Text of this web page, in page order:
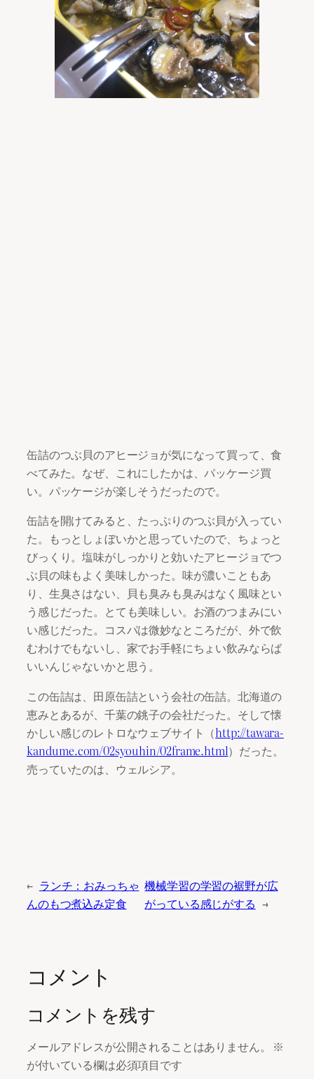
缶詰のつぶ貝のアヒージョが気になって買って、食
べてみた。なぜ、これにしたかは、パッケージ買
い。パッケージが楽しそうだったので。
缶詰を開けてみると、たっぷりのつぶ貝が入ってい
た。もっとしょぼいかと思っていたので、ちょっと
びっくり。塩味がしっかりと効いたアヒージョでつ
ぶ貝の味もよく美味しかった。味が濃いこともあ
り、生臭さはない、貝も臭みも臭みはなく風味とい
う感じだった。とても美味しい。お酒のつまみにい
い感じだった。コスパは微妙なところだが、外で飲
むわけでもないし、家でお手軽にちょい飲みならば
いいんじゃないかと思う。
この缶詰は、田原缶詰という会社の缶詰。北海道の
恵みとあるが、千葉の銚子の会社だった。そして懐
かしい感じのレトロなウェブサイト（http://tawara-
kandume.com/02syouhin/02frame.html）だった。
売っていたのは、ウェルシア。
← ランチ：おみっちゃ
んのもつ煮込み定食
機械学習の学習の裾野が広
がっている感じがする →
コメント
コメントを残す
メールアドレスが公開されることはありません。
※
が付いている欄は必須項目です